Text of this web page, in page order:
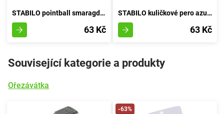
STABILO pointball smaragdová
63 Kč
STABILO kuličkové pero azurové inkoustem
63 Kč
Související kategorie a produkty
Ořezávátka
-63%